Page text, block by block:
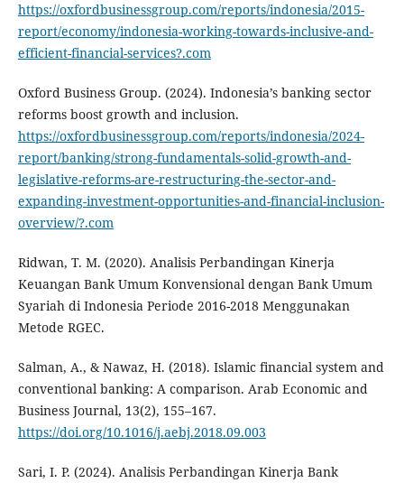
https://oxfordbusinessgroup.com/reports/indonesia/2015-
report/economy/indonesia-working-towards-inclusive-and-
efficient-financial-services?.com
Oxford Business Group. (2024). Indonesia’s banking sector
reforms boost growth and inclusion.
https://oxfordbusinessgroup.com/reports/indonesia/2024-
report/banking/strong-fundamentals-solid-growth-and-
legislative-reforms-are-restructuring-the-sector-and-
expanding-investment-opportunities-and-financial-inclusion-
overview/?.com
Ridwan, T. M. (2020). Analisis Perbandingan Kinerja
Keuangan Bank Umum Konvensional dengan Bank Umum
Syariah di Indonesia Periode 2016-2018 Menggunakan
Metode RGEC.
Salman, A., & Nawaz, H. (2018). Islamic financial system and
conventional banking: A comparison. Arab Economic and
Business Journal, 13(2), 155–167.
https://doi.org/10.1016/j.aebj.2018.09.003
Sari, I. P. (2024). Analisis Perbandingan Kinerja Bank